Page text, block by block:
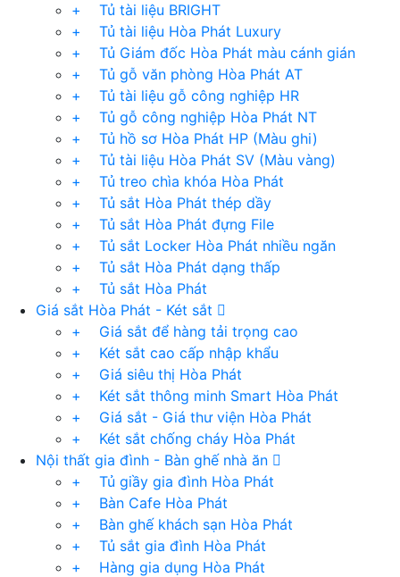
+ Tủ tài liệu BRIGHT
+ Tủ tài liệu Hòa Phát Luxury
+ Tủ Giám đốc Hòa Phát màu cánh gián
+ Tủ gỗ văn phòng Hòa Phát AT
+ Tủ tài liệu gỗ công nghiệp HR
+ Tủ gỗ công nghiệp Hòa Phát NT
+ Tủ hồ sơ Hòa Phát HP (Màu ghi)
+ Tủ tài liệu Hòa Phát SV (Màu vàng)
+ Tủ treo chìa khóa Hòa Phát
+ Tủ sắt Hòa Phát thép dầy
+ Tủ sắt Hòa Phát đựng File
+ Tủ sắt Locker Hòa Phát nhiều ngăn
+ Tủ sắt Hòa Phát dạng thấp
+ Tủ sắt Hòa Phát
Giá sắt Hòa Phát - Két sắt
+ Giá sắt để hàng tải trọng cao
+ Két sắt cao cấp nhập khẩu
+ Giá siêu thị Hòa Phát
+ Két sắt thông minh Smart Hòa Phát
+ Giá sắt - Giá thư viện Hòa Phát
+ Két sắt chống cháy Hòa Phát
Nội thất gia đình - Bàn ghế nhà ăn
+ Tủ giầy gia đình Hòa Phát
+ Bàn Cafe Hòa Phát
+ Bàn ghế khách sạn Hòa Phát
+ Tủ sắt gia đình Hòa Phát
+ Hàng gia dụng Hòa Phát